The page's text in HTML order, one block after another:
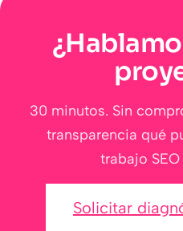
30 minutos. Sin
transparencia qué
trabajo
Solicitar